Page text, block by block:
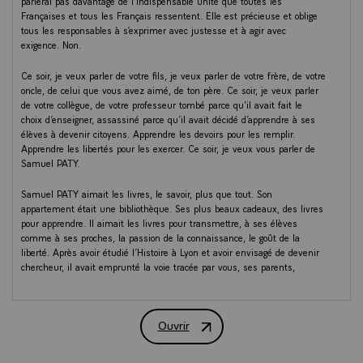
Françaises et tous les Français ressentent. Elle est précieuse et oblige
tous les responsables à s’exprimer avec justesse et à agir avec
exigence. Non.
Ce soir, je veux parler de votre fils, je veux parler de votre frère, de votre
oncle, de celui que vous avez aimé, de ton père. Ce soir, je veux parler
de votre collègue, de votre professeur tombé parce qu’il avait fait le
choix d’enseigner, assassiné parce qu’il avait décidé d’apprendre à ses
élèves à devenir citoyens. Apprendre les devoirs pour les remplir.
Apprendre les libertés pour les exercer. Ce soir, je veux vous parler de
Samuel PATY.
Samuel PATY aimait les livres, le savoir, plus que tout. Son
appartement était une bibliothèque. Ses plus beaux cadeaux, des livres
pour apprendre. Il aimait les livres pour transmettre, à ses élèves
comme à ses proches, la passion de la connaissance, le goût de la
liberté. Après avoir étudié l’Histoire à Lyon et avoir envisagé de devenir
chercheur, il avait emprunté la voie tracée par vous, ses parents,
ne pouvait-on trouver meilleur endroit que la Sorbonne, notre lieu de
savoir universel depuis plus de huit siècles, le lieu de l’humanisme,
pour que la nation puisse lui rendre cet hommage.
Ouvrir
DISCOURS DU PRÉSIDENT DE LA